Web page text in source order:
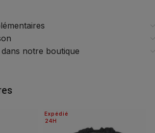
notre boutique
24H
Expédié